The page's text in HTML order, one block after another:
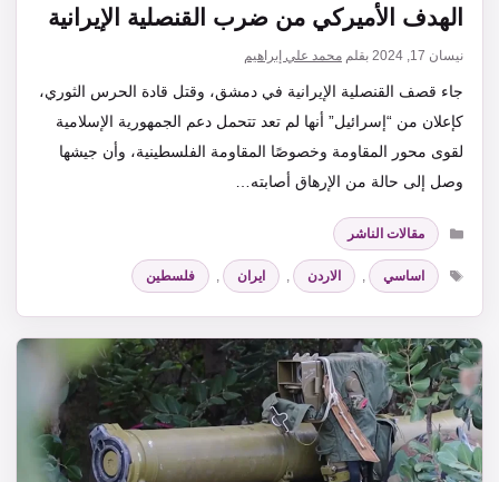
الهدف الأميركي من ضرب القنصلية الإيرانية
نيسان 17, 2024 بقلم محمد علي إبراهيم
جاء قصف القنصلية الإيرانية في دمشق، وقتل قادة الحرس الثوري،
كإعلان من “إسرائيل” أنها لم تعد تتحمل دعم الجمهورية الإسلامية
لقوى محور المقاومة وخصوصًا المقاومة الفلسطينية، وأن جيشها
وصل إلى حالة من الإرهاق أصابته…
التصنيفات
مقالات الناشر
الوسوم
اساسي , الاردن , ايران , فلسطين